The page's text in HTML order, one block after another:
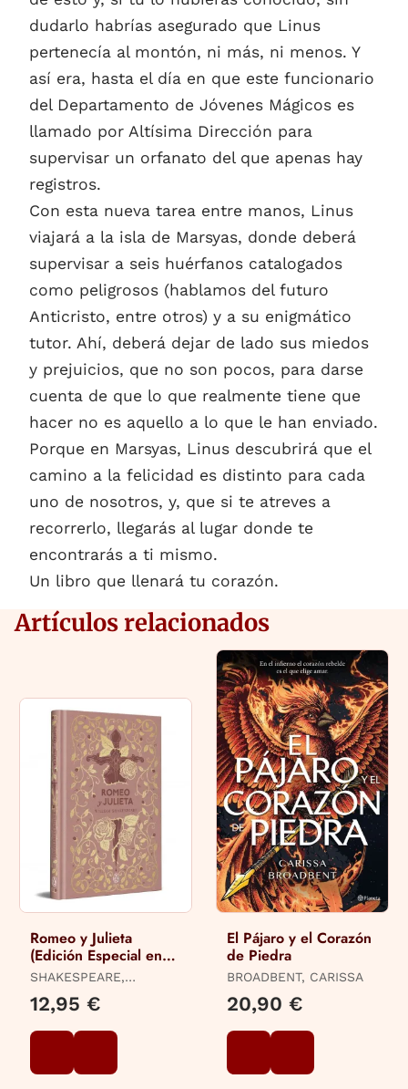
dudarlo habrías asegurado que Linus
pertenecía al montón, ni más, ni menos. Y
así era, hasta el día en que este funcionario
del Departamento de Jóvenes Mágicos es
llamado por Altísima Dirección para
supervisar un orfanato del que apenas hay
registros.
Con esta nueva tarea entre manos, Linus
viajará a la isla de Marsyas, donde deberá
supervisar a seis huérfanos catalogados
como peligrosos (hablamos del futuro
Anticristo, entre otros) y a su enigmático
tutor. Ahí, deberá dejar de lado sus miedos
y prejuicios, que no son pocos, para darse
cuenta de que lo que realmente tiene que
hacer no es aquello a lo que le han enviado.
Porque en Marsyas, Linus descubrirá que el
camino a la felicidad es distinto para cada
uno de nosotros, y, que si te atreves a
recorrerlo, llegarás al lugar donde te
encontrarás a ti mismo.
Un libro que llenará tu corazón.
Artículos relacionados
Romeo y Julieta
(Edición Especial en
Tapa Dura)
SHAKESPEARE,
12,95 €
El Pájaro y el Corazón
de Piedra
BROADBENT, CARISSA
20,90 €